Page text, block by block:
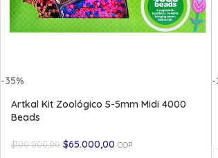
-35%
Artkal Kit Zoológico S-5mm Midi 4000
Beads
$100.000,00 $65.000,00 COP
-